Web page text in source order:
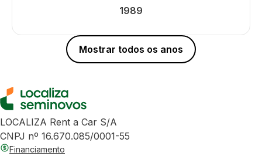
1989
Mostrar todos os anos
LOCALIZA Rent a Car S/A
CNPJ nº 16.670.085/0001-55
Financiamento